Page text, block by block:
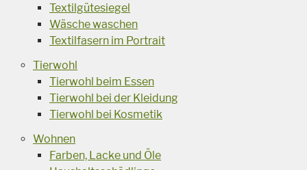
Textilgütesiegel
Wäsche waschen
Textilfasern im Portrait
Tierwohl
Tierwohl beim Essen
Tierwohl bei der Kleidung
Tierwohl bei Kosmetik
Wohnen
Farben, Lacke und Öle